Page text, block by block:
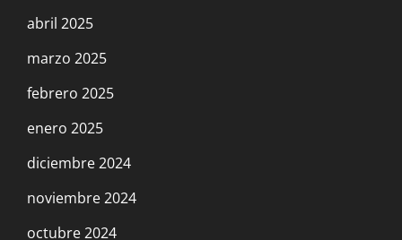
abril 2025
marzo 2025
febrero 2025
enero 2025
diciembre 2024
noviembre 2024
octubre 2024